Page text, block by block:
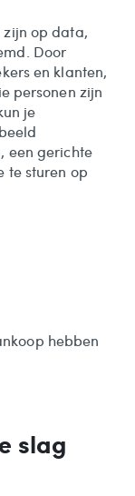
op data,
Door
en klanten,
personen zijn
je
een gerichte
te sturen op
hebben
slag